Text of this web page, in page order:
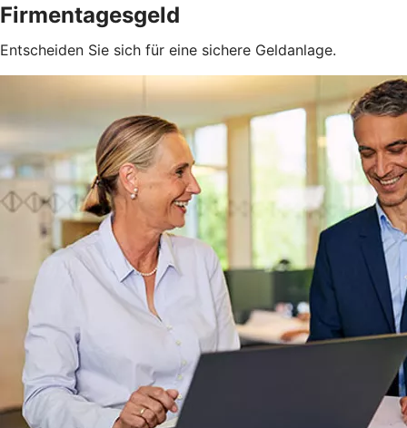
Firmentagesgeld
Entscheiden Sie sich für eine sichere Geldanlage.